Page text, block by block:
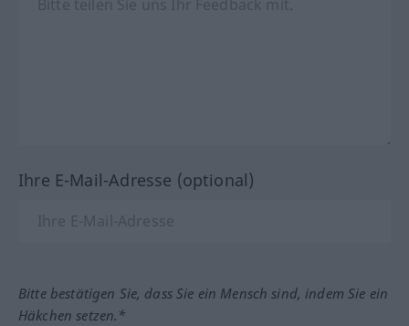
Ihre E-Mail-Adresse (optional)
Bitte bestätigen Sie, dass Sie ein Mensch sind, indem Sie ein
Häkchen setzen.*